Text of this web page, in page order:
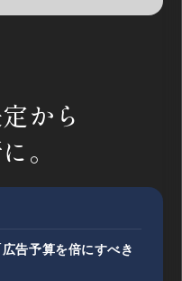
から
。
告予算を倍にすべき